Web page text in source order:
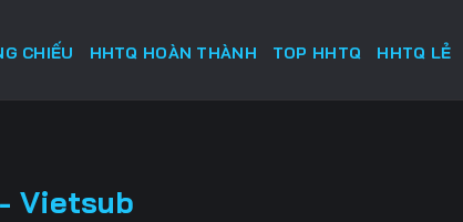
CHIẾU HHTQ HOÀN THÀNH TOP HHTQ HHTQ LẺ
Vietsub